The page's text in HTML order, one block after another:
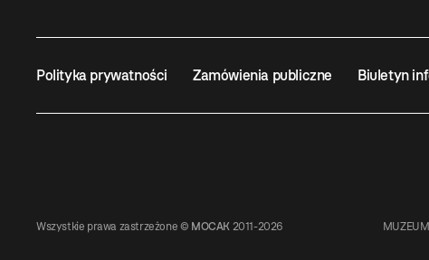
Polityka prywatności Zamówienia publiczne Biuletyn
Wszystkie prawa zastrzeżone © MOCAK 2011-2026